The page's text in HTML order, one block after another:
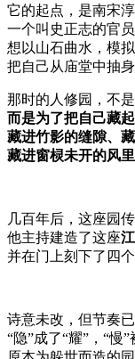
它的起点，是南宋
一个叫史正志的官
想以山石曲水，模拟
把自己从庙堂中抽
那时的人修园，不是
而是为了把自己藏起
藏进竹影的缝隙、
藏进窗棂未开的风里
几百年后，这座园
他主持建造了这座
并在门上刻下了四
诗意未改，但节奏已
“隐”成了“耀”，“慢